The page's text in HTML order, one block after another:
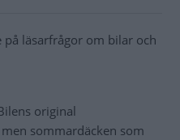
på läsarfrågor om bilar och
original
sommardäcken som